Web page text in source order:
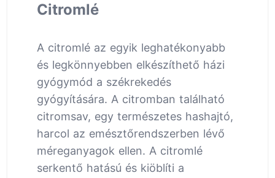
Citromlé
A citromlé az egyik leghatékonyabb
és legkönnyebben elkészíthető házi
gyógymód a székrekedés
gyógyítására. A citromban található
citromsav, egy természetes hashajtó,
harcol az emésztőrendszerben lévő
méreganyagok ellen. A citromlé
serkentő hatású és kiöblíti a